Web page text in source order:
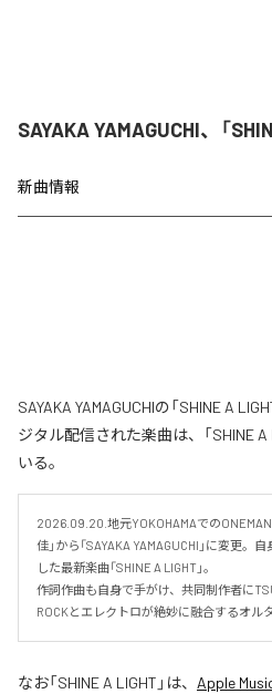
SAYAKA YAMAGUCHI、「
新曲情報
SAYAKA YAMAGUCHIの「SHINE A
ジタル配信された楽曲は、「SHINE A
いる。
2026.09.20.地元YOKOHAMAでの
佳」から「SAYAKA YAMAGUCHI」に変更。
した最新楽曲「SHINE A LIGHT」。
作詞作曲も自身で手がけ、共同制作者に
ROCKとエレクトロが絶妙に融合するオル
なお「SHINE A LIGHT 」は、 Apple